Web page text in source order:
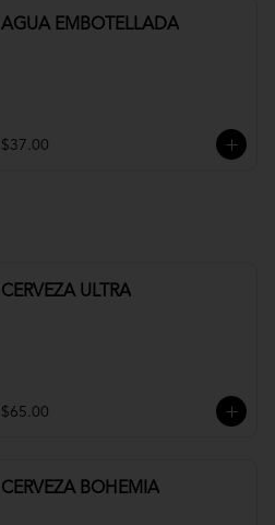
AGUA EMBOTELLADA
$37.00
CERVEZA ULTRA
$65.00
CERVEZA BOHEMIA